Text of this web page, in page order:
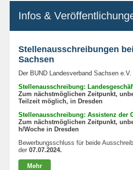
Infos &
Stellenausschreibungen
Sachsen
Der BUND Landesverband Sachsen
Stellenausschreibung:
Zum nächstmöglichen Zeitpunkt,
Teilzeit möglich, in Dresden
Stellenausschreibung: Assistenz der
Zum nächstmöglichen Zeitpunkt,
h/Woche in Dresden
Bewerbungsschluss für beide
der 07.07.2024.
Mehr